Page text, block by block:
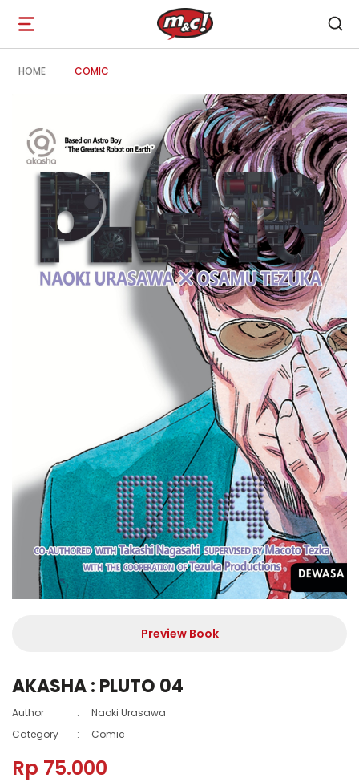
Open
navigation
HOME COMIC
Preview Book
AKASHA : PLUTO 04
Author :
Naoki Urasawa
Category
: Comic
Rp 75.000